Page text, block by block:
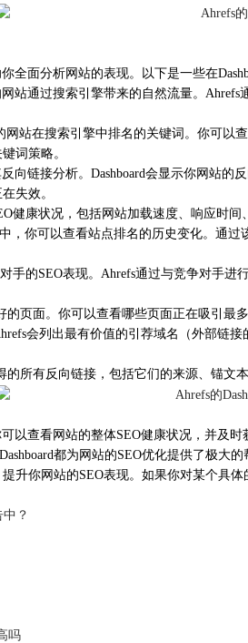
全面分析网站的表现。以下是一些在
站通过搜索引擎带来的自然流量。
网站在搜索引擎中排名的关键词。你可以
词策略。
向链接分析。Dashboard会显示你网站
失效。
健康状况，包括网站加载速度、响应时
中，你可以查看站点排名的历史变化。通
手的SEO表现。Ahrefs通过与竞争对手
页面。你可以查看哪些页面正在吸引最
会列出最有价值的引荐域名（外部链
的所有反向链接，包括它们的来源、锚文
以查看网站的整体SEO健康状况，并
都为网站的SEO优化提供了极大的
升你网站的SEO表现。如果你对某个具
？
吗